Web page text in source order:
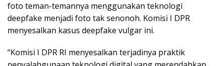
foto teman-temannya menggunakan teknologi
deepfake menjadi foto tak senonoh. Komisi I DPR
menyesalkan kasus deepfake vulgar ini.
“Komisi I DPR RI menyesalkan terjadinya praktik